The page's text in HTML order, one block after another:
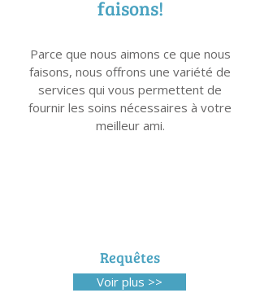
faisons!
Parce que nous aimons ce que nous
faisons, nous offrons une variété de
services qui vous permettent de
fournir les soins nécessaires à votre
meilleur ami.
Requêtes
Voir plus >>